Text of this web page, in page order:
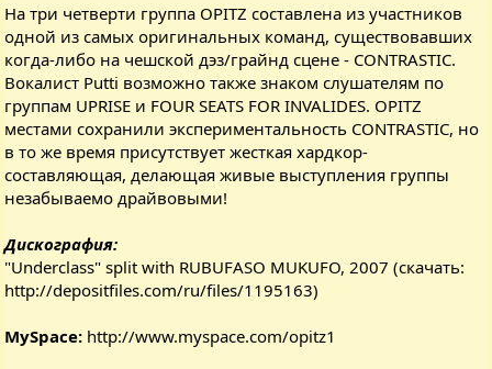
На три четверти группа OPITZ составлена из участников
одной из самых оригинальных команд, существовавших
когда-либо на чешской дэз/грайнд сцене - CONTRASTIC.
Вокалист Putti возможно также знаком слушателям по
группам UPRISE и FOUR SEATS FOR INVALIDES. OPITZ
местами сохранили экспериментальность CONTRASTIC, но
в то же время присутствует жесткая хардкор-
составляющая, делающая живые выступления группы
незабываемо драйвовыми!
Дискография:
"Underclass" split with RUBUFASO MUKUFO, 2007 (скачать:
http://depositfiles.com/ru/files/1195163)
MySpace: http://www.myspace.com/opitz1